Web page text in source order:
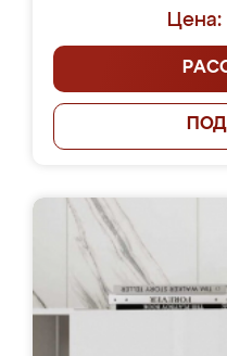
Цена: